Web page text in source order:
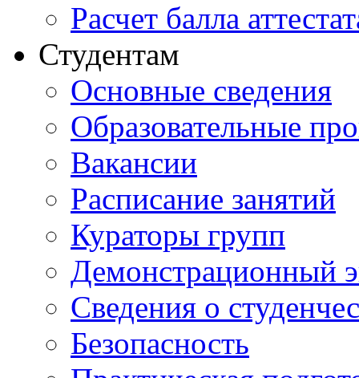
Расчет балла
Студентам
Основные сведения
Образовательные
Вакансии
Расписание занятий
Кураторы групп
Демонстрационный
Сведения о
Безопасность